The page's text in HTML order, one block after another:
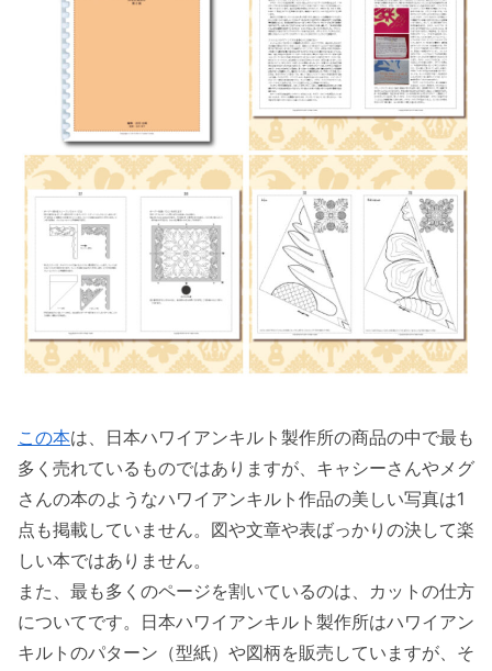
この本は、日本ハワイアンキルト製作所の商品の中で最も
多く売れているものではありますが、キャシーさんやメグ
さんの本のようなハワイアンキルト作品の美しい写真は1
点も掲載していません。図や文章や表ばっかりの決して楽
しい本ではありません。
また、最も多くのページを割いているのは、カットの仕方
についてです。日本ハワイアンキルト製作所はハワイアン
キルトのパターン（型紙）や図柄を販売していますが、そ